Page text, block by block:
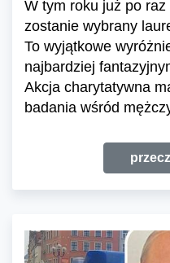
W tym roku już po raz
zostanie wybrany
To wyjątkowe
najbardziej
Akcja charytatywna
badania wśród